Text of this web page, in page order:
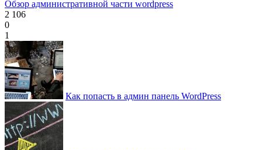
Обзор административной части wordpress
2 106
0
1
Как попасть в админ панель WordPress